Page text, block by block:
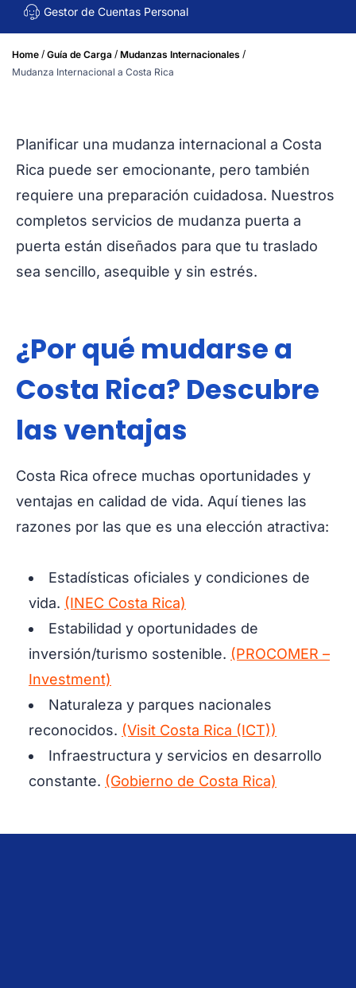
Gestor de Cuentas Personal
Home / Guía de Carga / Mudanzas Internacionales /
Mudanza Internacional a Costa Rica
Planificar una mudanza internacional a Costa
Rica puede ser emocionante, pero también
requiere una preparación cuidadosa. Nuestros
completos servicios de mudanza puerta a
puerta están diseñados para que tu traslado
sea sencillo, asequible y sin estrés.
¿Por qué mudarse a
Costa Rica? Descubre
las ventajas
Costa Rica ofrece muchas oportunidades y
ventajas en calidad de vida. Aquí tienes las
razones por las que es una elección atractiva:
Estadísticas oficiales y condiciones de
vida. (INEC Costa Rica)
Estabilidad y oportunidades de
inversión/turismo sostenible. (PROCOMER –
Investment)
Naturaleza y parques nacionales
reconocidos. (Visit Costa Rica (ICT))
Infraestructura y servicios en desarrollo
constante. (Gobierno de Costa Rica)